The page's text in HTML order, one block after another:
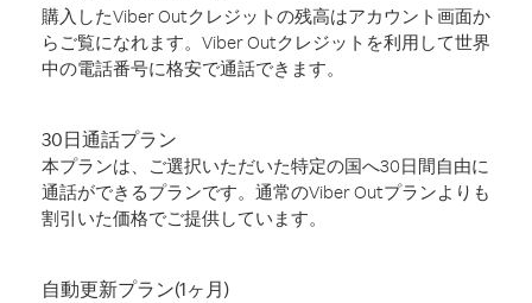
購入したViber Outクレジットの残高はアカウント画面か
らご覧になれます。Viber Outクレジットを利用して世界
中の電話番号に格安で通話できます。
30日通話プラン
本プランは、ご選択いただいた特定の国へ30日間自由に
通話ができるプランです。通常のViber Outプランよりも
割引いた価格でご提供しています。
自動更新プラン(1ヶ月)